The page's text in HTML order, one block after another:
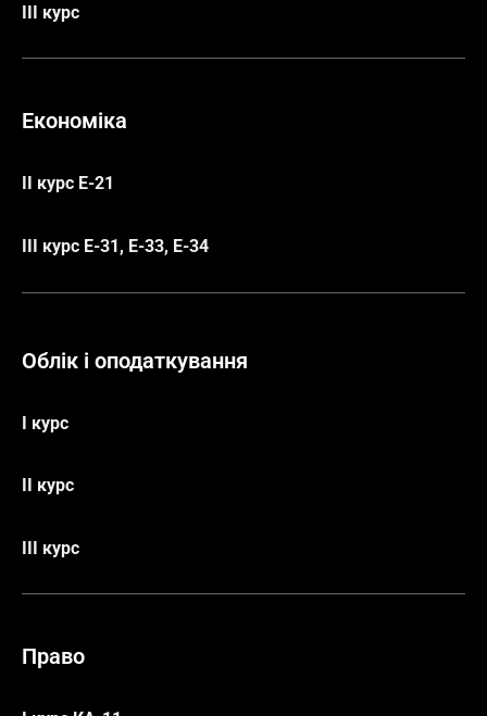
ІІІ курс
Економіка
ІІ курс Е-21
ІІІ курс Е-31, Е-33, Е-34
Облік і оподаткування
І курс
ІІ курс
ІІІ курс
Право